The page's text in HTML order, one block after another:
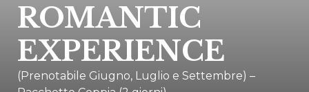
ROMANTIC
EXPERIENCE
(Prenotabile Giugno, Luglio e Settembre) –